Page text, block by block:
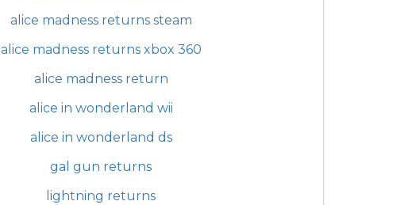
alice madness returns steam
alice madness returns xbox 360
alice madness return
alice in wonderland wii
alice in wonderland ds
gal gun returns
lightning returns